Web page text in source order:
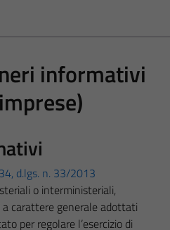
informativi
d.lgs. n. 33/2013
o interministeriali,
carattere generale adottati
per regolare l’esercizio di